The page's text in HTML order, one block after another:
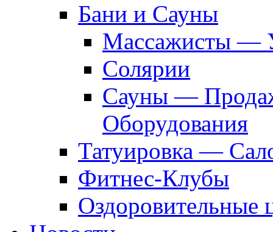
Бани и Сауны
Массажисты —
Солярии
Сауны —
Оборудования
Татуировка —
Фитнес-Клубы
Оздоровительные